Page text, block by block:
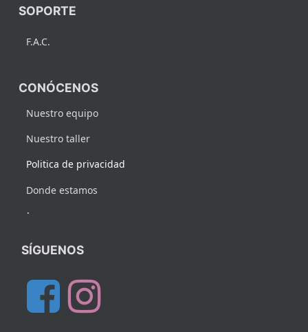
SOPORTE
F.A.C.
CONÓCENOS
Nuestro equipo
Nuestro taller
Politica de privacidad
Donde estamos
.
SÍGUENOS